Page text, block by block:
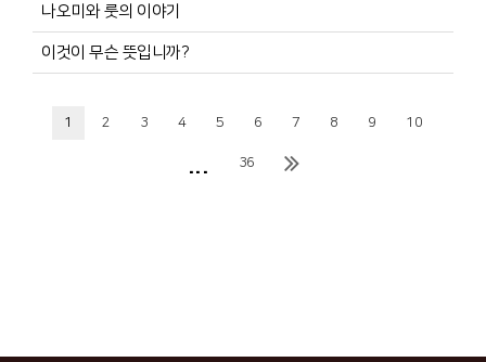
나오미와 룻의 이야기
이것이 무슨 뜻입니까?
1 2 3 4 5 6 7 8 9 10
... 36